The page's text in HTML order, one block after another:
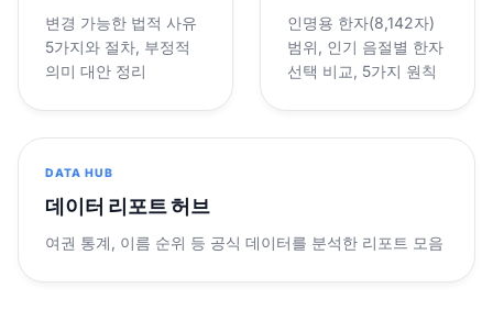
변경 가능한 법적 사유
5가지와 절차, 부정적
의미 대안 정리
인명용 한자(8,142자)
범위, 인기 음절별 한자
선택 비교, 5가지 원칙
DATA HUB
데이터 리포트 허브
여권 통계, 이름 순위 등 공식 데이터를 분석한 리포트 모음